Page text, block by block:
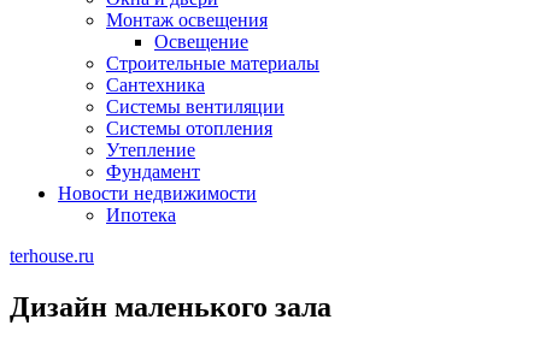
Монтаж освещения
Освещение
Строительные материалы
Сантехника
Системы вентиляции
Системы отопления
Утепление
Фундамент
Новости недвижимости
Ипотека
terhouse.ru
Дизайн маленького зала